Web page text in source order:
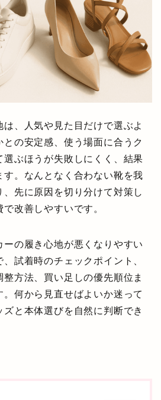
、人気や見た目だけで選ぶよ
との安定感、使う場面に合うク
選ぶほうが失敗しにくく、結果
す。なんとなく合わない靴を我
先に原因を切り分けて対策し
改善しやすいです。
の履き心地が悪くなりやすい
試着時のチェックポイント、
方法、買い足しの優先順位ま
何から見直せばよいか迷って
と本体選びを自然に判断でき